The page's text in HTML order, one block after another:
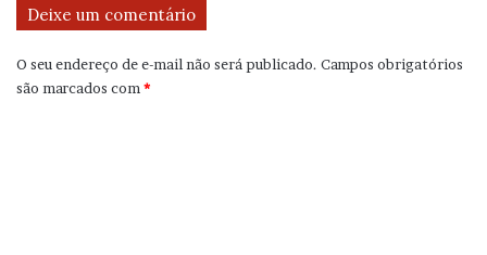
Deixe um comentário
O seu endereço de e-mail não será publicado. Campos obrigatórios
são marcados com*